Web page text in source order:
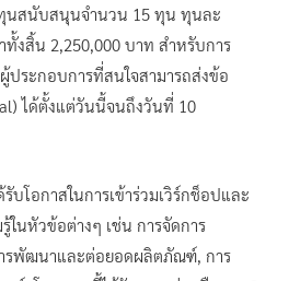
นสนับสนุนจำนวน 15 ทุน ทุนละ
ทั้งสิ้น 2,250,000 บาท สำหรับการ
ระกอบการที่สนใจสามารถส่งข้อ
ได้ตั้งแต่วันนี้จนถึงวันที่ 10
บโอกาสในการเข้าร่วมเวิร์กช็อปและ
ในหัวข้อต่างๆ เช่น การจัดการ
พัฒนาและต่อยอดผลิตภัณฑ์, การ